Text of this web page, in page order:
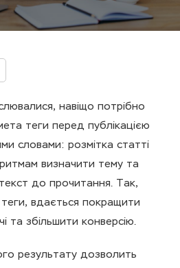
навіщо потрібно
теги перед публікацією
словами: розмітка статті
визначити тему та
до прочитання. Так,
вдається покращити
та збільшити конверсію.
результату дозволить